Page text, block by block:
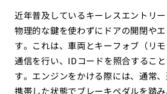
近年普及しているキーレスエントリー
物理的な鍵を使わずにドアの開閉や
す。これは、車両とキーフォブ（リ
通信を行い、IDコードを照合するこ
す。エンジンをかける際には、通常
携帯した状態でブレーキペダルを踏